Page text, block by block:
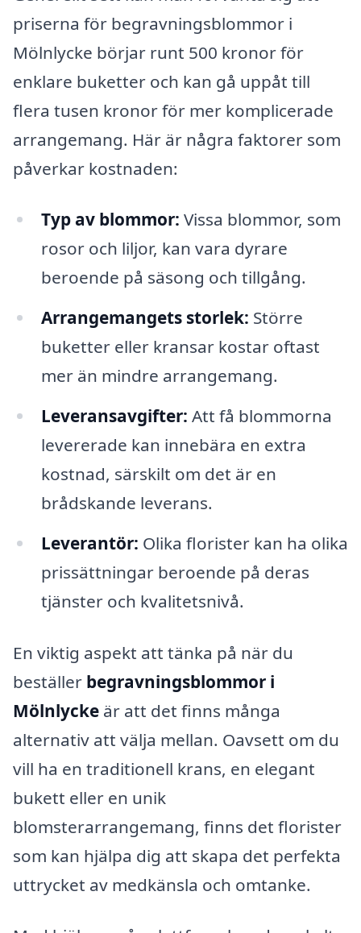
priserna för begravningsblommor i
Mölnlycke börjar runt 500 kronor för
enklare buketter och kan gå uppåt till
flera tusen kronor för mer komplicerade
arrangemang. Här är några faktorer som
påverkar kostnaden:
Typ av blommor: Vissa blommor, som
rosor och liljor, kan vara dyrare
beroende på säsong och tillgång.
Arrangemangets storlek: Större
buketter eller kransar kostar oftast
mer än mindre arrangemang.
Leveransavgifter: Att få blommorna
levererade kan innebära en extra
kostnad, särskilt om det är en
brådskande leverans.
Leverantör: Olika florister kan ha olika
prissättningar beroende på deras
tjänster och kvalitetsnivå.
En viktig aspekt att tänka på när du
beställer begravningsblommor i
Mölnlycke är att det finns många
alternativ att välja mellan. Oavsett om du
vill ha en traditionell krans, en elegant
bukett eller en unik
blomsterarrangemang, finns det florister
som kan hjälpa dig att skapa det perfekta
uttrycket av medkänsla och omtanke.